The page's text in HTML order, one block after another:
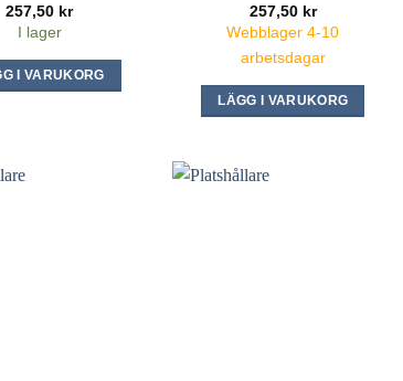
257,50 kr
I lager
I VARUKORG
257,50 kr
Webblager 4-10
arbetsdagar
LÄGG I VARUKORG